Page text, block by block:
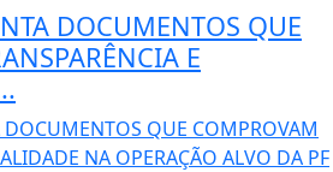
DOCUMENTOS QUE
E